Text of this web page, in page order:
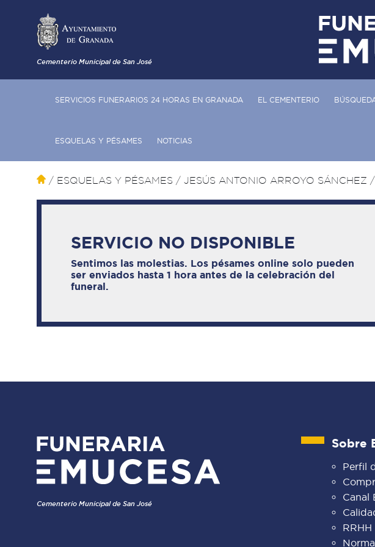
Cementerio Municipal de San José
SERVICIOS FUNERARIOS 24 HORAS EN GRANADA EL CEMENTERIO
ESQUELAS Y PÉSAMES NOTICIAS
/ ESQUELAS Y PÉSAMES / JESÚS ANTONIO ARROYO SÁNCHEZ
SERVICIO NO DISPONIBLE
Sentimos las molestias. Los pésames online solo pueden
ser enviados hasta 1 hora antes de la celebración del
funeral.
Cementerio Municipal de San José
Sobre
Perfil
Canal
RRHH